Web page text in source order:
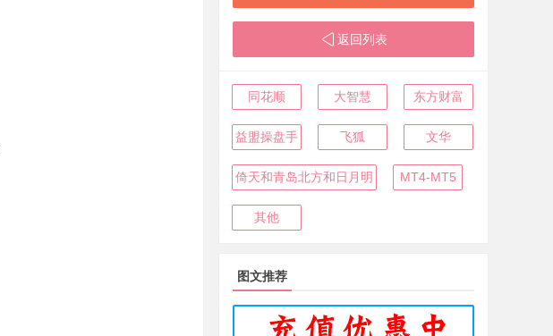
返回列表
同花顺 大智慧 东方财富
益盟操盘手 飞狐 文华
倚天和青岛北方和日月明 MT4-MT5
其他
图文推荐